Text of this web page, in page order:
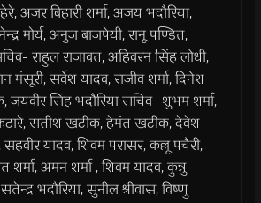
अजर बिहारी शर्मा, अजय भदौरिया,
मोर्य, अनुज बाजपेयी, रानू पण्डित,
राहुल राजावत, अहिवरन सिंह लोधी,
सर्वेश यादव, राजीव शर्मा, दिनेश
जयवीर सिंह भदौरिया सचिव- शुभम शर्मा,
कटारे, सतीश खटीक, हेमंत खटीक, देवेश
सहवीर यादव, शिवम परासर, कल्लू पचैरी,
शर्मा, अमन शर्मा , शिवम यादव, कुन्नु
भदौरिया, सुनील श्रीवास, विष्णु